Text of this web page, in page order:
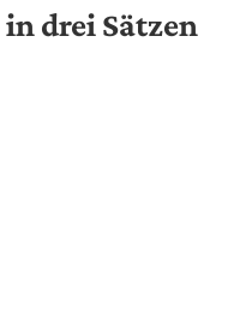
drei Sätzen